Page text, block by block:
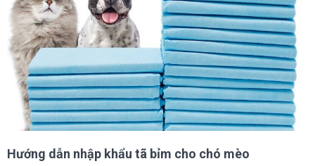
Hướng dẫn nhập khẩu tã bỉm cho chó mèo